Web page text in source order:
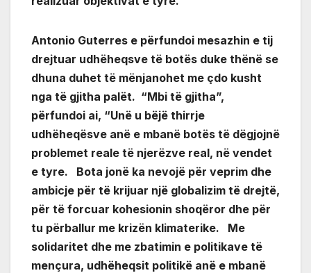
Antonio Guterres e përfundoi mesazhin e tij
drejtuar udhëheqsve të botës duke thënë se
dhuna duhet të mënjanohet me çdo kusht
nga të gjitha palët. “Mbi të gjitha”,
përfundoi ai, “Unë u bëjë thirrje
udhëheqësve anë e mbanë botës të dëgjojnë
problemet reale të njerëzve real, në vendet
e tyre. Bota jonë ka nevojë për veprim dhe
ambicje për të krijuar një globalizim të drejtë,
për të forcuar kohesionin shoqëror dhe për
tu përballur me krizën klimaterike. Me
solidaritet dhe me zbatimin e politikave të
mençura, udhëheqsit politikë anë e mbanë